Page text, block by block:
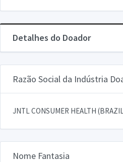
Detalhes do Doador
Razão Social da Indústria
JNTL CONSUMER HEALTH
Nome Fantasia